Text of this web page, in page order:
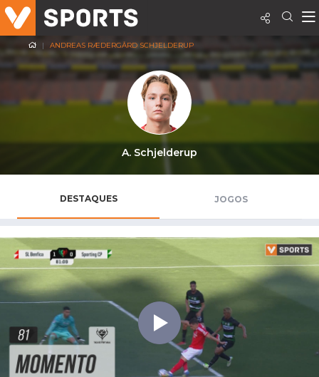
ANDREAS RÆDERGÅRD SCHJELDERUP
A. Schjelderup
DESTAQUES JOGOS